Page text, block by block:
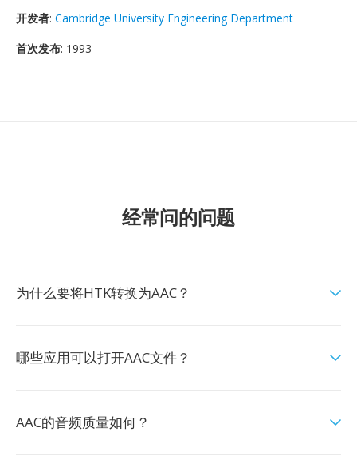
开发者: Cambridge University Engineering Department
首次发布: 1993
经常问的问题
为什么要将HTK转换为AAC？
哪些应用可以打开AAC文件？
AAC的音频质量如何？